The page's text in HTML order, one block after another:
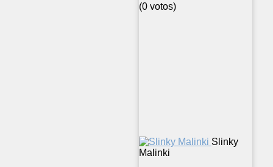
(0 votos)
Slinky
Malinki